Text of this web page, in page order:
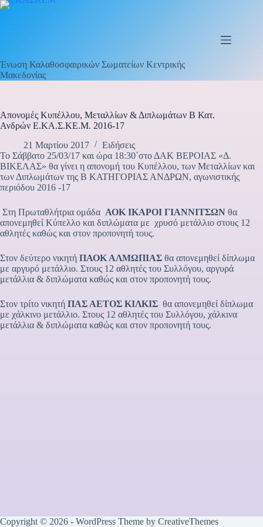
Μετάβαση
Ένωση Καλαθοσφαιρικών Σωματείων Κεντρικής
Μακεδονίας
Απονομές Κυπέλλου, Μεταλλίων & Διπλωμάτων Β Κατ.
Ανδρών Ε.ΚΑ.Σ.ΚΕ.Μ. 2016-17
21 Μαρτίου 2017
Ειδήσεις
Το Σάββατο 25/03/17 και ώρα 18:30΄στο ΔΑΚ ΒΕΡΟΙΑΣ «Δ.
ΒΙΚΕΛΑΣ» θα γίνει η απονομή του Κυπέλλου, των Μεταλλίων και
των Διπλωμάτων της Β ΚΑΤΗΓΟΡΙΑΣ ΑΝΔΡΩΝ, αγωνιστικής
περιόδου 2016 -17
Στη Πρωταθλήτρια ομάδα ΑΟΚ ΙΚΑΡΟΙ ΓΙΑΝΝΙΤΣΩΝ θα
απονεμηθεί Κύπελλο και διπλώματα με χρυσό μετάλλιο στους 12
αθλητές καθώς και στον προπονητή τους.
Στον δεύτερο νικητή ΠΑΟΚ ΑΛΜΩΠΙΑΣ θα απονεμηθεί δίπλωμα
με αργυρό μετάλλιο. Στους 12 αθλητές του Συλλόγου, αργυρά
μετάλλια & διπλώματα καθώς και στον προπονητή τους.
Στον τρίτο νικητή ΠΑΣ ΑΕΤΟΣ ΚΙΛΚΙΣ θα απονεμηθεί δίπλωμα
με χάλκινο μετάλλιο. Στους 12 αθλητές του Συλλόγου, χάλκινα
μετάλλια & διπλώματα καθώς και στον προπονητή τους.
Copyright © 2026 - WordPress Theme by CreativeThemes